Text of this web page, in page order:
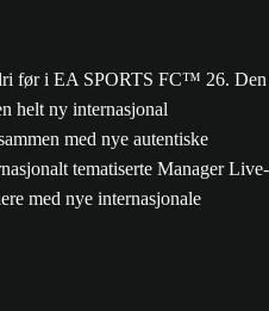
før i EA SPORTS FC™ 26. Den
helt ny internasjonal
med nye autentiske
tematiserte Manager Live-
med nye internasjonale